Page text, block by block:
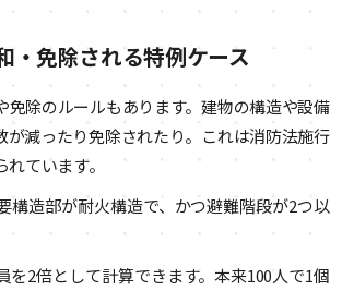
・免除される特例ケース
免除のルールもあります。建物の構造や設備
が減ったり免除されたり。これは消防法施行
ています。
構造部が耐火構造で、かつ避難階段が2つ以
を2倍として計算できます。本来100人で1個